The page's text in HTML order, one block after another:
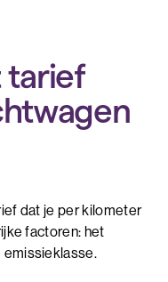
tarief
dat je per kilometer
factoren: het
emissieklasse.